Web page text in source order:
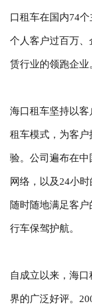
口租车在国内74
个人客户过百万
赁行业的领跑企业
海口租车坚持以
租车模式，为客
验。公司遍布在
网络，以及24小
随时随地满足客
行车保驾护航。
自成立以来，海
界的广泛好评。